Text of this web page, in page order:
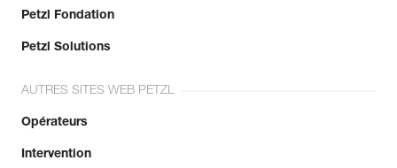
Petzl Fondation
Petzl Solutions
AUTRES SITES WEB PETZL
Opérateurs
Intervention